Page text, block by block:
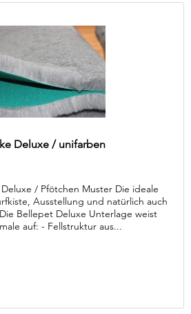
Deluxe / unifarben
/ Pfötchen Muster Die ideale
Ausstellung und natürlich auch
Bellepet Deluxe Unterlage weist
auf: - Fellstruktur aus...